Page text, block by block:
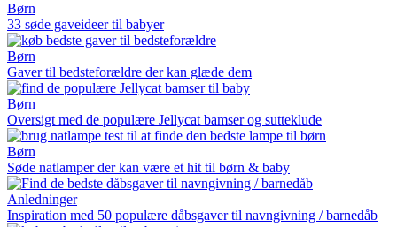
Børn
33 søde gaveideer til babyer
Børn
Gaver til bedsteforældre der kan glæde dem
Børn
Oversigt med de populære Jellycat bamser og sutteklude
Børn
Søde natlamper der kan være et hit til børn & baby
Anledninger
Inspiration med 50 populære dåbsgaver til navngivning / barnedåb